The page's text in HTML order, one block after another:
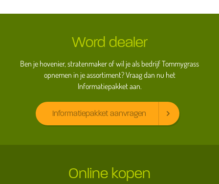
Word dealer
Ben je hovenier, stratenmaker of wil je als bedrijf Tommygrass
opnemen in je assortiment? Vraag dan nu het
Informatiepakket aan.
Informatiepakket aanvragen
Online kopen